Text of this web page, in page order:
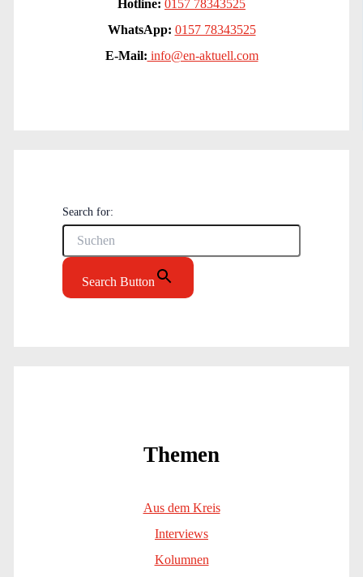
Hotline: 0157 78343525
WhatsApp: 0157 78343525
E-Mail: info@en-aktuell.com
Search for:
Search Button
Themen
Aus dem Kreis
Interviews
Kolumnen